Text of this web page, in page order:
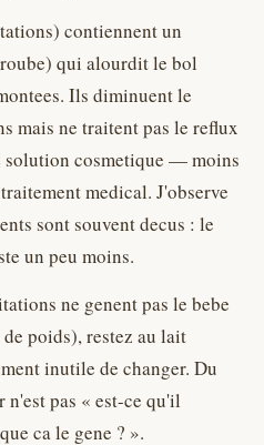
contiennent un
qui alourdit le bol
Ils diminuent le
mais ne traitent pas le reflux
solution cosmetique — moins
medical. J'observe
sont souvent decus : le
un peu moins.
ne genent pas le bebe
poids), restez au lait
inutile de changer. Du
n'est pas « est-ce qu'il
ca le gene ? ».